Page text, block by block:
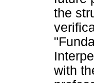
the
with